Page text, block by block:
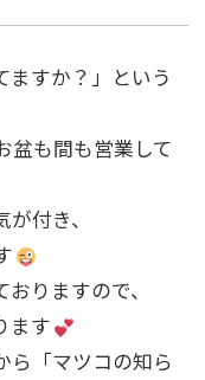
ますか？」という
盆も間も営業して
付き、
りますので、
ます
ら「マツコの知ら